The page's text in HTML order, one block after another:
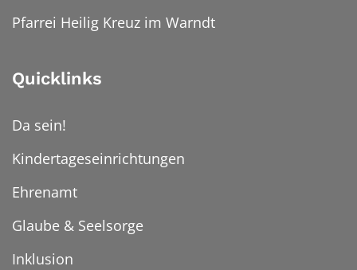
Pfarrei Heilig Kreuz im Warndt
Quicklinks
Da sein!
Kindertageseinrichtungen
Ehrenamt
Glaube & Seelsorge
Inklusion